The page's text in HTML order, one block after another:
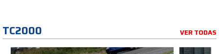
TC2000 VER TODAS